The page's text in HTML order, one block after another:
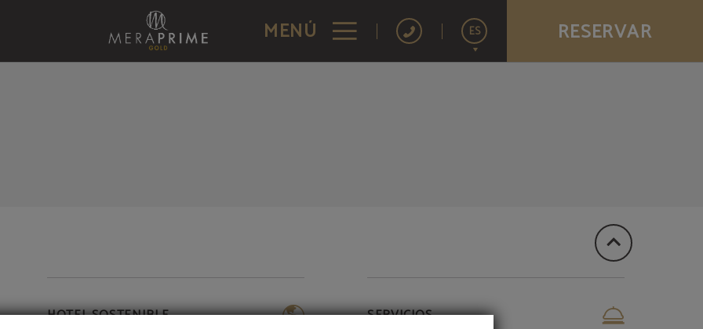
MENÚ ES RESERVAR
HOTEL SOSTENIBLE SERVICIOS